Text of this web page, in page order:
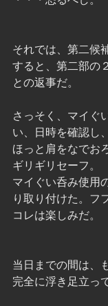
それでは、第二候
すると、第二部の
との返事だ。
さっそく、マイぐ
い、日時を確認し
ほっと肩をなでお
ギリギリセーフ。
マイぐい呑み使用
り取り付けた。フ
コレは楽しみだ。
当日までの間は、
完全に浮き足立っ